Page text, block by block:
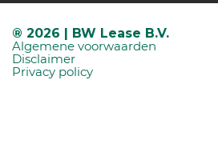
® 2026 | BW Lease B.V.
Algemene voorwaarden
Disclaimer
Privacy policy